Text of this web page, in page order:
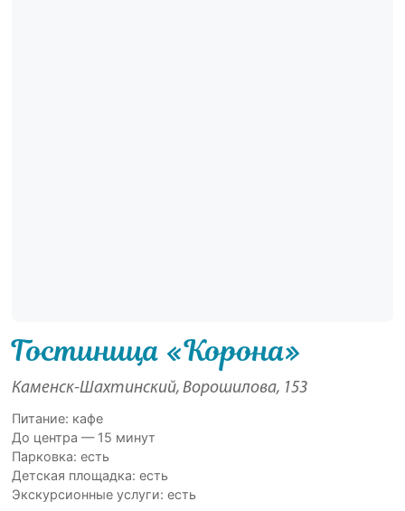
Гостиница «Корона»
Каменск-Шахтинский, Ворошилова, 153
Питание: кафе
До центра — 15 минут
Парковка: есть
Детская площадка: есть
Экскурсионные услуги: есть